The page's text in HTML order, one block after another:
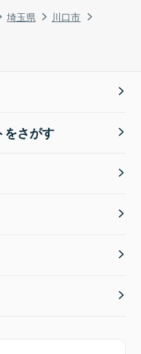
埼玉県
川口市
をさがす